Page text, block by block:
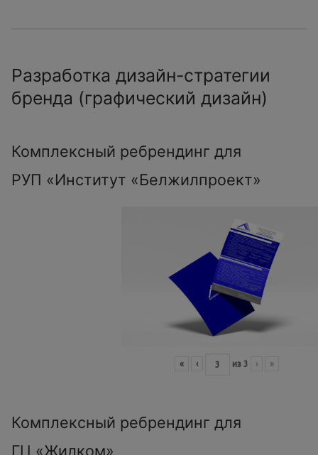
Разработка дизайн-стратегии
бренда (графический дизайн)
Комплексный ребрендинг для
РУП «Институт «Белжилпроект»
« ‹ из 3 › »
Комплексный ребрендинг для
ГЦ «Жилком»